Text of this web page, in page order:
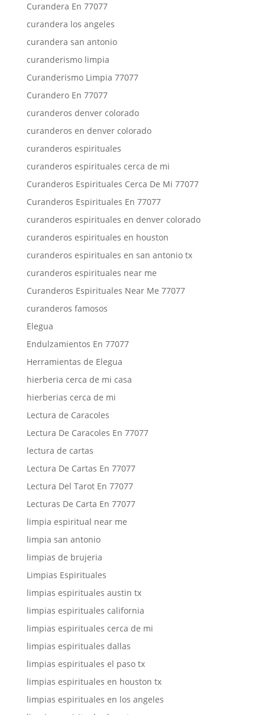
Curandera En 77077
curandera los angeles
curandera san antonio
curanderismo limpia
Curanderismo Limpia 77077
Curandero En 77077
curanderos denver colorado
curanderos en denver colorado
curanderos espirituales
curanderos espirituales cerca de mi
Curanderos Espirituales Cerca De Mi 77077
Curanderos Espirituales En 77077
curanderos espirituales en denver colorado
curanderos espirituales en houston
curanderos espirituales en san antonio tx
curanderos espirituales near me
Curanderos Espirituales Near Me 77077
curanderos famosos
Elegua
Endulzamientos En 77077
Herramientas de Elegua
hierberia cerca de mi casa
hierberias cerca de mi
Lectura de Caracoles
Lectura De Caracoles En 77077
lectura de cartas
Lectura De Cartas En 77077
Lectura Del Tarot En 77077
Lecturas De Carta En 77077
limpia espiritual near me
limpia san antonio
limpias de brujeria
Limpias Espirituales
limpias espirituales austin tx
limpias espirituales california
limpias espirituales cerca de mi
limpias espirituales dallas
limpias espirituales el paso tx
limpias espirituales en houston tx
limpias espirituales en los angeles